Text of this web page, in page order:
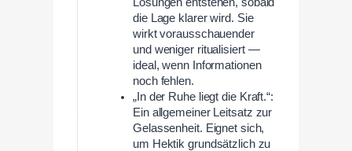
die Lage klarer wird. Sie
wirkt vorausschauender
und weniger ritualisiert —
ideal, wenn Informationen
noch fehlen.
„In der Ruhe liegt die Kraft.“:
Ein allgemeiner Leitsatz zur
Gelassenheit. Eignet sich,
um Hektik grundsätzlich zu